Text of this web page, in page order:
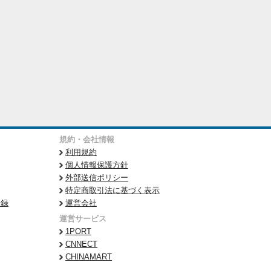
規約・会社情報
利用規約
個人情報保護方針
外部送信ポリシー
特定商取引法に基づく表示
運営会社
運営サービス
1PORT
CNNECT
CHINAMART